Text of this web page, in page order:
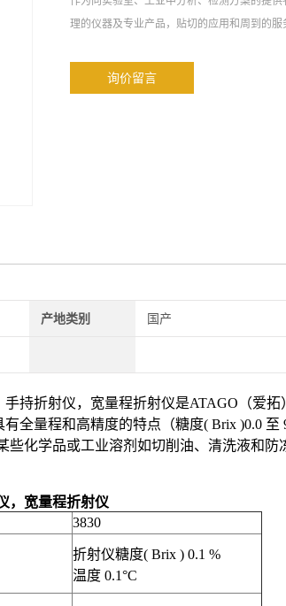
理的仪器及专业产品，贴切的应用和周到的服
询价留言
产地类别 国产
持折射仪，宽量程折射仪是ATAGO （爱
有全量程和高精度的特点（糖度( Brix )0.0 至
化学品或工业溶剂如切削油、清洗液和防
，宽量程折射仪
3830
折射仪糖度( Brix ) 0.1 %
温度 0.1°C